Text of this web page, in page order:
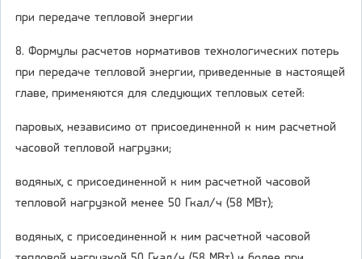
при передаче тепловой энергии
8. Формулы расчетов нормативов технологических потерь
при передаче тепловой энергии, приведенные в настоящей
главе, применяются для следующих тепловых сетей:
паровых, независимо от присоединенной к ним расчетной
часовой тепловой нагрузки;
водяных, с присоединенной к ним расчетной часовой
тепловой нагрузкой менее 50 Гкал/ч (58 МВт);
водяных, с присоединенной к ним расчетной часовой